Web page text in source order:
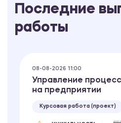
Последние
работы
08-08-2026 11:00
Управление
на предприятии
Курсовая работа (проект)